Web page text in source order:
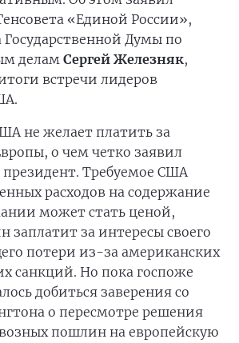
«Единой России»,
Думы по
делам Сергей Железняк,
встречи лидеров
не желает платить за
о чем четко заявил
Требуемое США
расходов на содержание
может стать ценой,
заплатит за интересы своего
потери из-за американских
санкций. Но пока госпоже
добиться заверения со
о пересмотре решения
пошлин на европейскую